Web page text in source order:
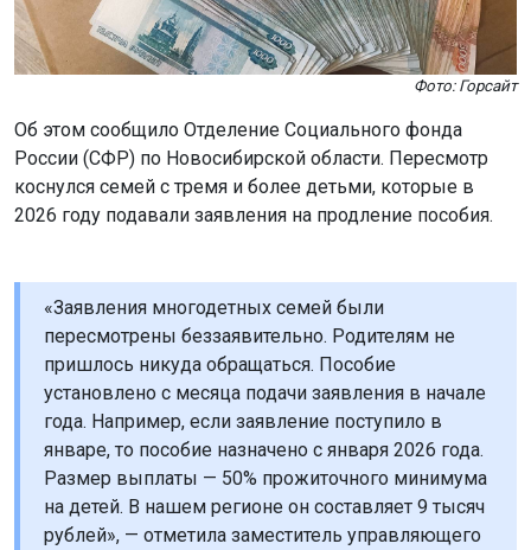
Фото: Горсайт
Об этом сообщило Отделение Социального фонда
России (СФР) по Новосибирской области. Пересмотр
коснулся семей с тремя и более детьми, которые в
2026 году подавали заявления на продление пособия.
«Заявления многодетных семей были
пересмотрены беззаявительно. Родителям не
пришлось никуда обращаться. Пособие
установлено с месяца подачи заявления в начале
года. Например, если заявление поступило в
январе, то пособие назначено с января 2026 года.
Размер выплаты — 50% прожиточного минимума
на детей. В нашем регионе он составляет 9 тысяч
рублей», — отметила заместитель управляющего